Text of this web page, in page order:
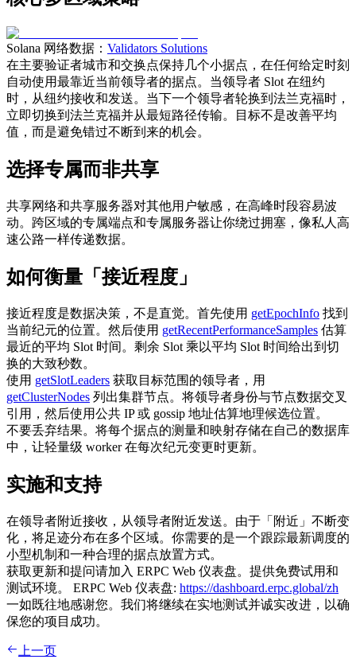
Solana 网络数据： Validators Solutions
在主要验证者城市和交换点保持几个小据点，在任何给定时刻
自动使用最靠近当前领导者的据点。当领导者 Slot 在纽约
时，从纽约接收和发送。当下一个领导者轮换到法兰克福时，
立即切换到法兰克福并从最短路径传输。目标不是改善平均
值，而是避免错过不断到来的机会。
选择专属而非共享
共享网络和共享服务器对其他用户敏感，在高峰时段容易波
动。跨区域的专属端点和专属服务器让你绕过拥塞，像私人高
速公路一样传递数据。
如何衡量「接近程度」
接近程度是数据决策，不是直觉。首先使用 getEpochInfo 找到
当前纪元的位置。然后使用 getRecentPerformanceSamples 估算
最近的平均 Slot 时间。剩余 Slot 乘以平均 Slot 时间给出到切
换的大致秒数。
使用 getSlotLeaders 获取目标范围的领导者，用
getClusterNodes 列出集群节点。将领导者身份与节点数据交叉
引用，然后使用公共 IP 或 gossip 地址估算地理候选位置。
不要丢弃结果。将每个据点的测量和映射存储在自己的数据库
中，让轻量级 worker 在每次纪元变更时更新。
实施和支持
在领导者附近接收，从领导者附近发送。由于「附近」不断变
化，将足迹分布在多个区域。你需要的是一个跟踪最新调度的
小型机制和一种合理的据点放置方式。
获取更新和提问请加入 ERPC Web 仪表盘。提供免费试用和
测试环境。 ERPC Web 仪表盘: https://dashboard.erpc.global/zh
一如既往地感谢您。我们将继续在实地测试并诚实改进，以确
保您的项目成功。
上一页